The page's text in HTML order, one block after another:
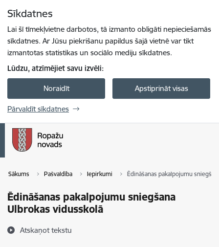
Sīkdatnes
Lai šī tīmekļvietne darbotos, tā izmanto obligāti nepieciešamās
sīkdatnes. Ar Jūsu piekrišanu papildus šajā vietnē var tikt
izmantotas statistikas un sociālo mediju sīkdatnes.
Lūdzu, atzīmējiet savu izvēli:
Noraidīt Apstiprināt visas
Pārvaldīt sīkdatnes
Sākums Pašvaldība Iepirkumi Ēdināšanas pakalpojumu
Ēdināšanas pakalpojumu sniegšana
Ulbrokas vidusskolā
Atskaņot tekstu